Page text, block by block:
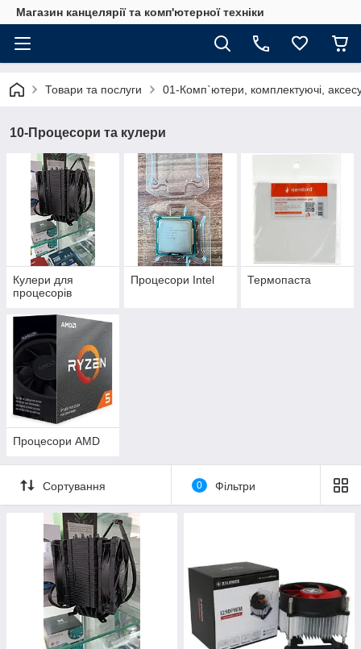
Магазин канцелярії та комп'ютерної техніки
Товари та послуги 01-Комп`ютери, комплектуючі,
10-Процесори та кулери
Кулери для
процесорів
Процесори Intel Термопаста
Процесори AMD
Сортування 0 Фільтри